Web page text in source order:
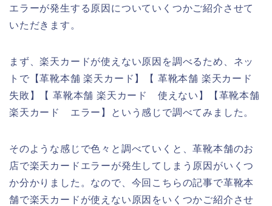
エラーが発生する原因についていくつかご紹介させて
いただきます。
まず、楽天カードが使えない原因を調べるため、ネッ
トで【革靴本舗 楽天カード】【 革靴本舗 楽天カード
失敗】【 革靴本舗 楽天カード 使えない】【革靴本舗
楽天カード エラー】という感じで調べてみました。
そのような感じで色々と調べていくと、革靴本舗のお
店で楽天カードエラーが発生してしまう原因がいくつ
か分かりました。なので、今回こちらの記事で革靴本
舗で楽天カードが使えない原因をいくつかご紹介させ